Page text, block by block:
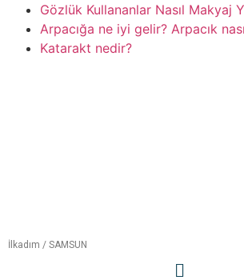
Gözlük Kullananlar Nasıl Makyaj
Arpacığa ne iyi gelir? Arpacık
Katarakt nedir?
İlkadım / SAMSUN